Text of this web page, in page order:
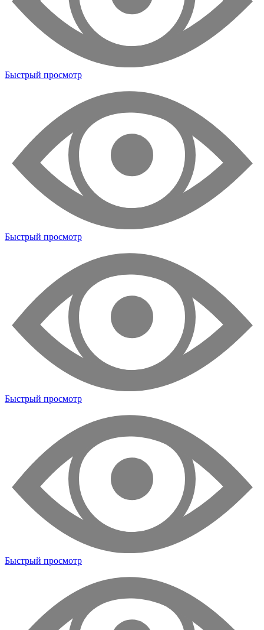
Быстрый просмотр
Быстрый просмотр
Быстрый просмотр
Быстрый просмотр